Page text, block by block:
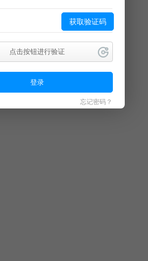
获取验证码
点击按钮进行验证
登录
忘记密码？